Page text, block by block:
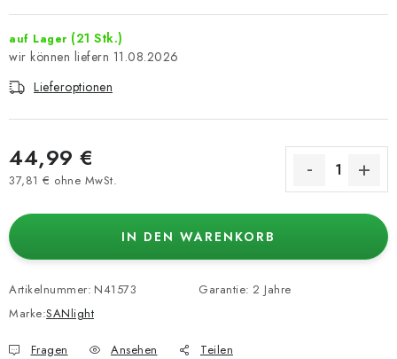
auf Lager (21 Stk.)
11.08.2026
Lieferoptionen
44,99 €
37,81 € ohne MwSt.
IN DEN WARENKORB
Artikelnummer: N41573
Marke:SANlight
Garantie: 2 Jahre
Fragen Ansehen Teilen